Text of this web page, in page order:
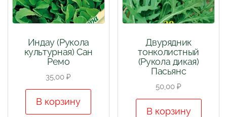
Индау (Рукола
культурная) Сан
Ремо
35,00₽
В корзину
Двурядник
тонколистный
(Рукола дикая)
Пасьянс
50,00₽
В корзину